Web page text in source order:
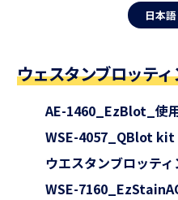
日本語
ウェスタンブロッテ
AE-1460_EzBlot_使
WSE-4057_QBlot kit
ウエスタンブロッテ
WSE-